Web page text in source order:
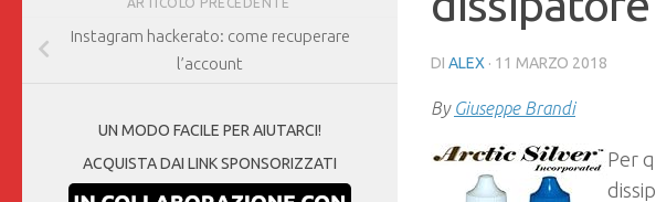
DI ALEX · 11 MARZO 2018
By Giuseppe Brandi
Per
Instagram hackerato: come recuperare
l’account
UN MODO FACILE PER AIUTARCI!
ACQUISTA DAI LINK SPONSORIZZATI